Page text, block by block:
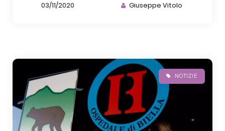
03/11/2020 Giuseppe Vitolo
NOTIZIE